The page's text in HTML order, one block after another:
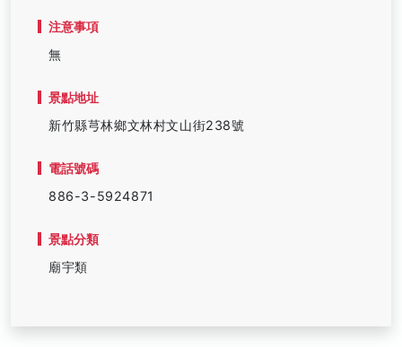
注意事項
無
景點地址
新竹縣芎林鄉文林村文山街238號
電話號碼
886-3-5924871
景點分類
廟宇類